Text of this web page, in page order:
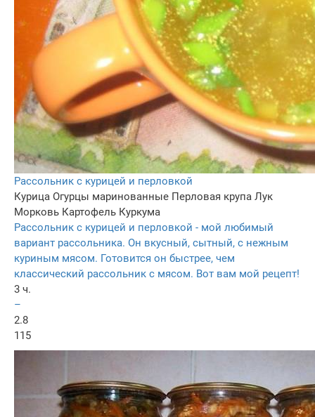
Рассольник с курицей и перловкой
Курица Огурцы маринованные Перловая крупа Лук
Морковь Картофель Куркума
Рассольник с курицей и перловкой - мой любимый
вариант рассольника. Он вкусный, сытный, с нежным
куриным мясом. Готовится он быстрее, чем
классический рассольник с мясом. Вот вам мой рецепт!
3 ч.
–
2.8
115